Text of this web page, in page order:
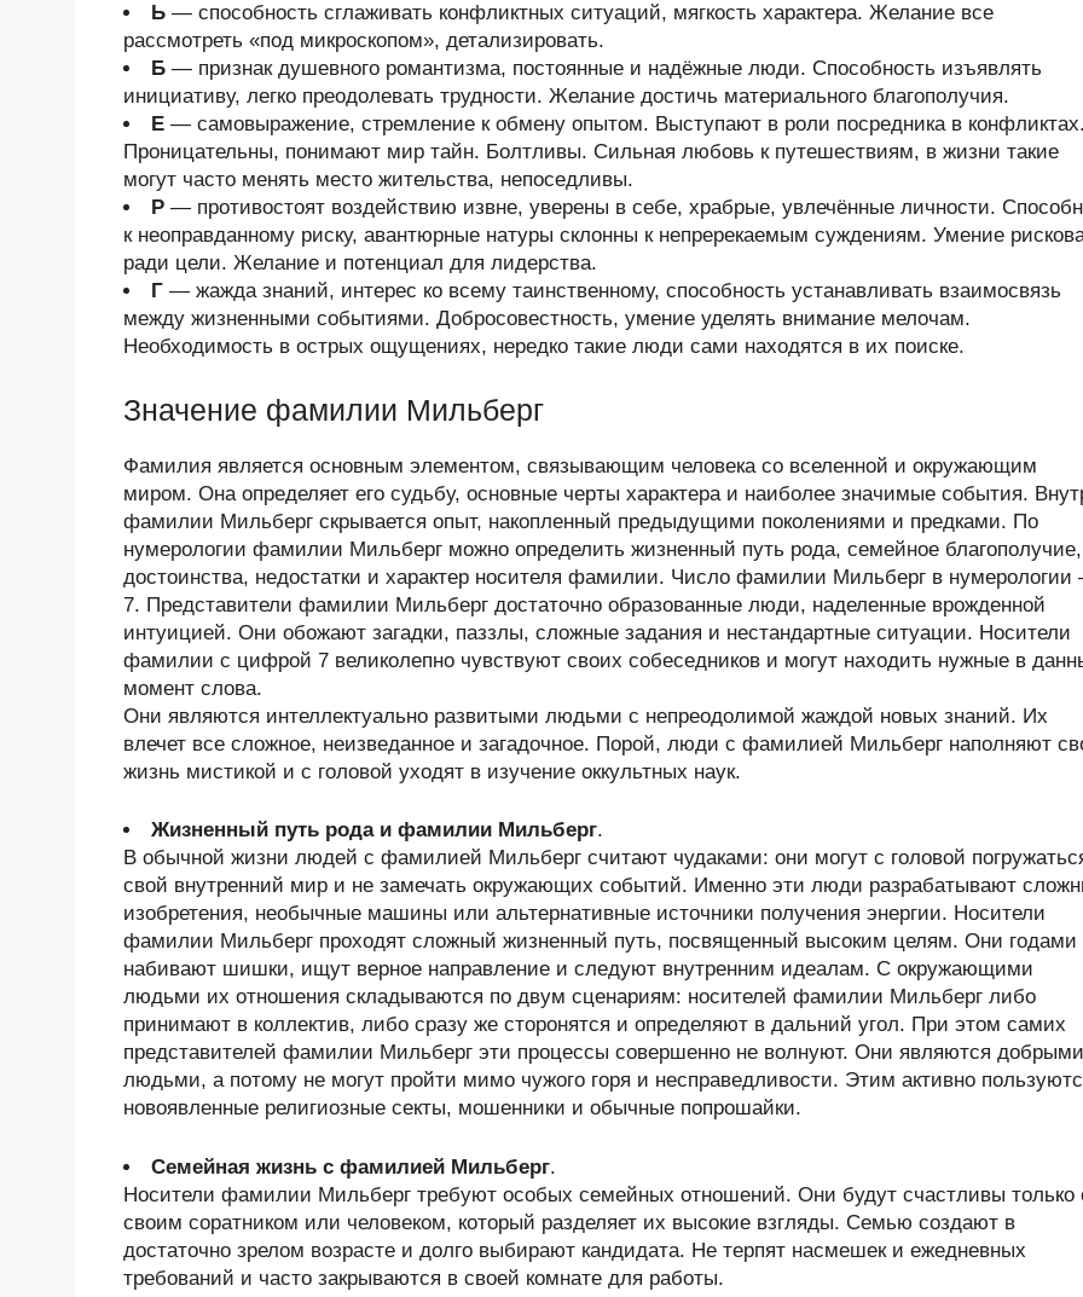
Ь — способность сглаживать конфликтных ситуаций, мягкость характера. Желание все
рассмотреть «под микроскопом», детализировать.
Б — признак душевного романтизма, постоянные и надёжные люди. Способность изъявлять
инициативу, легко преодолевать трудности. Желание достичь материального благополучия.
Е — самовыражение, стремление к обмену опытом. Выступают в роли посредника в конфликтах.
Проницательны, понимают мир тайн. Болтливы. Сильная любовь к путешествиям, в жизни такие
могут часто менять место жительства, непоседливы.
Р — противостоят воздействию извне, уверены в себе, храбрые, увлечённые личности.
к неоправданному риску, авантюрные натуры склонны к непререкаемым суждениям. Умение
ради цели. Желание и потенциал для лидерства.
Г — жажда знаний, интерес ко всему таинственному, способность устанавливать взаимосвязь
между жизненными событиями. Добросовестность, умение уделять внимание мелочам.
Необходимость в острых ощущениях, нередко такие люди сами находятся в их поиске.
Значение фамилии Мильберг
Фамилия является основным элементом, связывающим человека со вселенной и окружающим
миром. Она определяет его судьбу, основные черты характера и наиболее значимые события.
фамилии Мильберг скрывается опыт, накопленный предыдущими поколениями и предками. По
нумерологии фамилии Мильберг можно определить жизненный путь рода, семейное благополучие,
достоинства, недостатки и характер носителя фамилии. Число фамилии Мильберг в
7. Представители фамилии Мильберг достаточно образованные люди, наделенные врожденной
интуицией. Они обожают загадки, паззлы, сложные задания и нестандартные ситуации. Носители
фамилии с цифрой 7 великолепно чувствуют своих собеседников и могут находить нужные в
момент слова.
Они являются интеллектуально развитыми людьми с непреодолимой жаждой новых знаний. Их
влечет все сложное, неизведанное и загадочное. Порой, люди с фамилией Мильберг наполняют
жизнь мистикой и с головой уходят в изучение оккультных наук.
Жизненный путь рода и фамилии Мильберг.
В обычной жизни людей с фамилией Мильберг считают чудаками: они могут с головой
свой внутренний мир и не замечать окружающих событий. Именно эти люди разрабатывают
изобретения, необычные машины или альтернативные источники получения энергии. Носители
фамилии Мильберг проходят сложный жизненный путь, посвященный высоким целям. Они годами
набивают шишки, ищут верное направление и следуют внутренним идеалам. С окружающими
людьми их отношения складываются по двум сценариям: носителей фамилии Мильберг либо
принимают в коллектив, либо сразу же сторонятся и определяют в дальний угол. При этом самих
представителей фамилии Мильберг эти процессы совершенно не волнуют. Они являются добрыми
людьми, а потому не могут пройти мимо чужого горя и несправедливости. Этим активно
новоявленные религиозные секты, мошенники и обычные попрошайки.
Семейная жизнь с фамилией Мильберг.
Носители фамилии Мильберг требуют особых семейных отношений. Они будут счастливы только
своим соратником или человеком, который разделяет их высокие взгляды. Семью создают в
достаточно зрелом возрасте и долго выбирают кандидата. Не терпят насмешек и ежедневных
требований и часто закрываются в своей комнате для работы.